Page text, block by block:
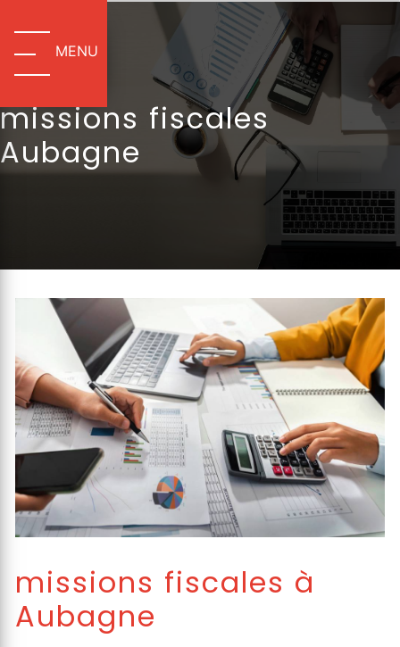
MENU
missions fiscales
Aubagne
missions fiscales à
Aubagne